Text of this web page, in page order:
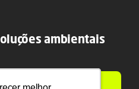
ambientais